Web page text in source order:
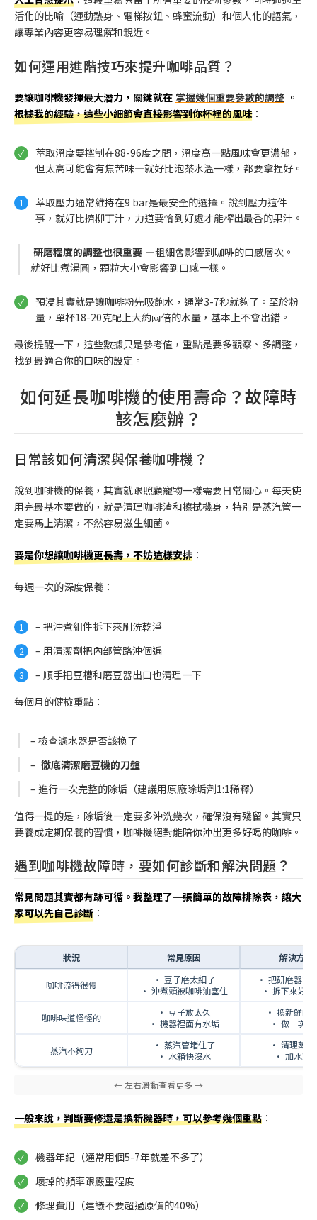
活化的比喻（運動熱身、電梯按鈕、蜂蜜流動）和個人化的語氣，
讓專業內容更容易理解和親近。
如何運用進階技巧來提升咖啡品質？
要讓咖啡機發揮最大潛力，關鍵就在 掌握幾個重要參數的調整 。
根據我的經驗，這些小細節會直接影響到你杯裡的風味：
萃取溫度要控制在88-96度之間，溫度高一點風味會更濃郁，
但太高可能會有焦苦味—就好比泡茶水溫一樣，都要拿捏好。
萃取壓力通常維持在9 bar是最安全的選擇。說到壓力這件
事，就好比擠柳丁汁，力道要恰到好處才能榨出最香的果汁。
研磨程度的調整也很重要 —粗細會影響到咖啡的口感層次。
就好比煮湯圓，顆粒大小會影響到口感一樣。
預浸其實就是讓咖啡粉先吸飽水，通常3-7秒就夠了。至於粉
量，單杯18-20克配上大約兩倍的水量，基本上不會出錯。
最後提醒一下，這些數據只是參考值，重點是要多觀察、多調整，
找到最適合你的口味的設定。
如何延長咖啡機的使用壽命？故障時
該怎麼辦？
日常該如何清潔與保養咖啡機？
說到咖啡機的保養，其實就跟照顧寵物一樣需要日常關心。每天使
用完最基本要做的，就是清理咖啡渣和擦拭機身，特別是蒸汽管一
定要馬上清潔，不然容易滋生細菌。
要是你想讓咖啡機更長壽，不妨這樣安排 ：
每週一次的深度保養：
– 把沖煮組件拆下來刷洗乾淨
– 用清潔劑把內部管路沖個遍
– 順手把豆槽和磨豆器出口也清理一下
每個月的健檢重點：
– 檢查濾水器是否該換了
– 徹底清潔磨豆機的刀盤
– 進行一次完整的除垢（建議用原廠除垢劑1:1稀釋）
值得一提的是，除垢後一定要多沖洗幾次，確保沒有殘留。其實只
要養成定期保養的習慣，咖啡機絕對能陪你沖出更多好喝的咖啡。
遇到咖啡機故障時，要如何診斷和解決問題？
常見問題其實都有跡可循。我整理了一張簡單的故障排除表，讓大
家可以先自己診斷 ：
狀況 常見原因 解決方法
咖啡流得很慢
• 豆子磨太細了
• 沖煮頭被咖啡油塞住
• 把研磨器調
• 拆下來好好
咖啡味道怪怪的
• 豆子放太久
• 機器裡面有水垢
• 換新鮮的
• 做一次除
蒸汽不夠力
• 蒸汽管堵住了
• 水箱快沒水
• 清理蒸汽
• 加水就
一般來說，判斷要修還是換新機器時，可以參考幾個重點 ：
機器年紀（通常用個5-7年就差不多了）
壞掉的頻率跟嚴重程度
修理費用（建議不要超過原價的40%）